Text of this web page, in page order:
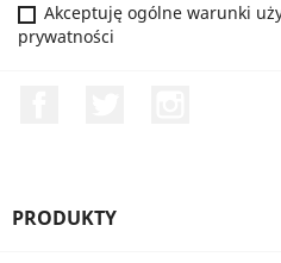
Akceptuję ogólne warunki
prywatności
PRODUKTY